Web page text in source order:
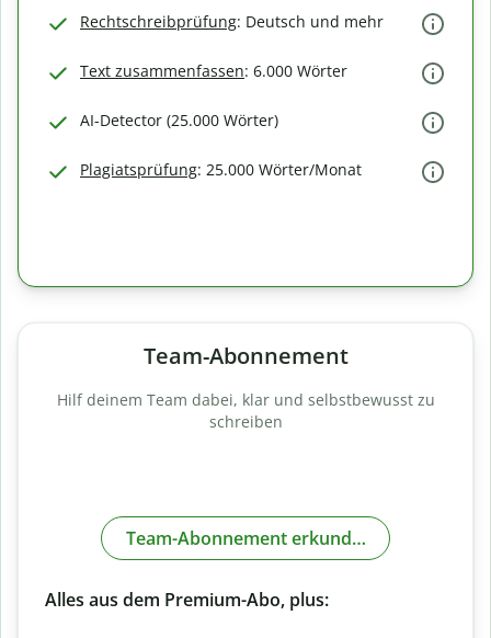
Rechtschreibprüfung: Deutsch und mehr
Text zusammenfassen: 6.000 Wörter
AI-Detector (25.000 Wörter)
Plagiatsprüfung: 25.000 Wörter/Monat
Team-Abonnement
Hilf deinem Team dabei, klar und selbstbewusst zu
schreiben
Team-Abonnement erkunden
Alles aus dem Premium-Abo, plus: